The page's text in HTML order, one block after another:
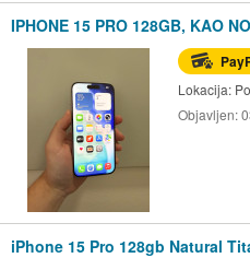
IPHONE 15 PRO 128GB, KAO
Lokacija:
Objavljen:
iPhone 15 Pro 128gb Natural